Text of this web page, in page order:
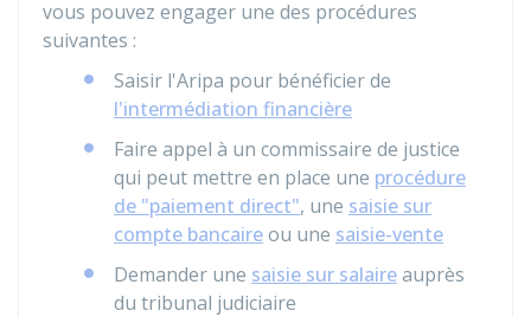
vous pouvez engager une des procédures
suivantes :
Saisir l'Aripa pour bénéficier de
l'intermédiation financière
Faire appel à un commissaire de justice
qui peut mettre en place une procédure
de "paiement direct", une saisie sur
compte bancaireou une saisie-vente
Demander une saisie sur salaireauprès
du tribunal judiciaire